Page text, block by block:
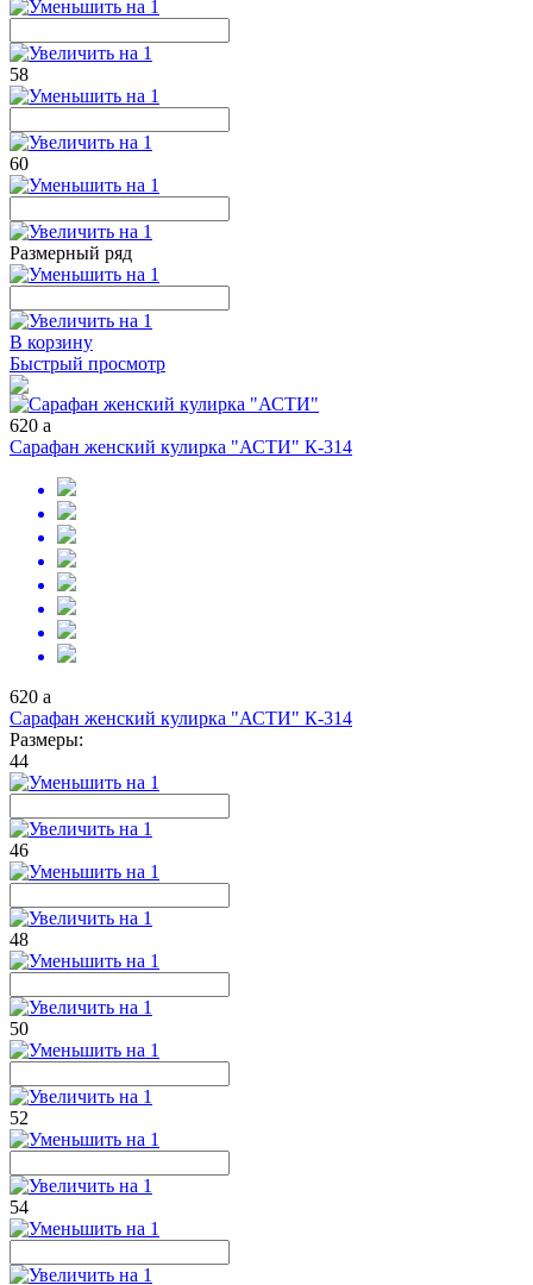
58
60
Размерный ряд
В корзину
Быстрый просмотр
620 a
Сарафан женский кулирка "АСТИ" К-314
620 a
Сарафан женский кулирка "АСТИ" К-314
Размеры:
44
46
48
50
52
54